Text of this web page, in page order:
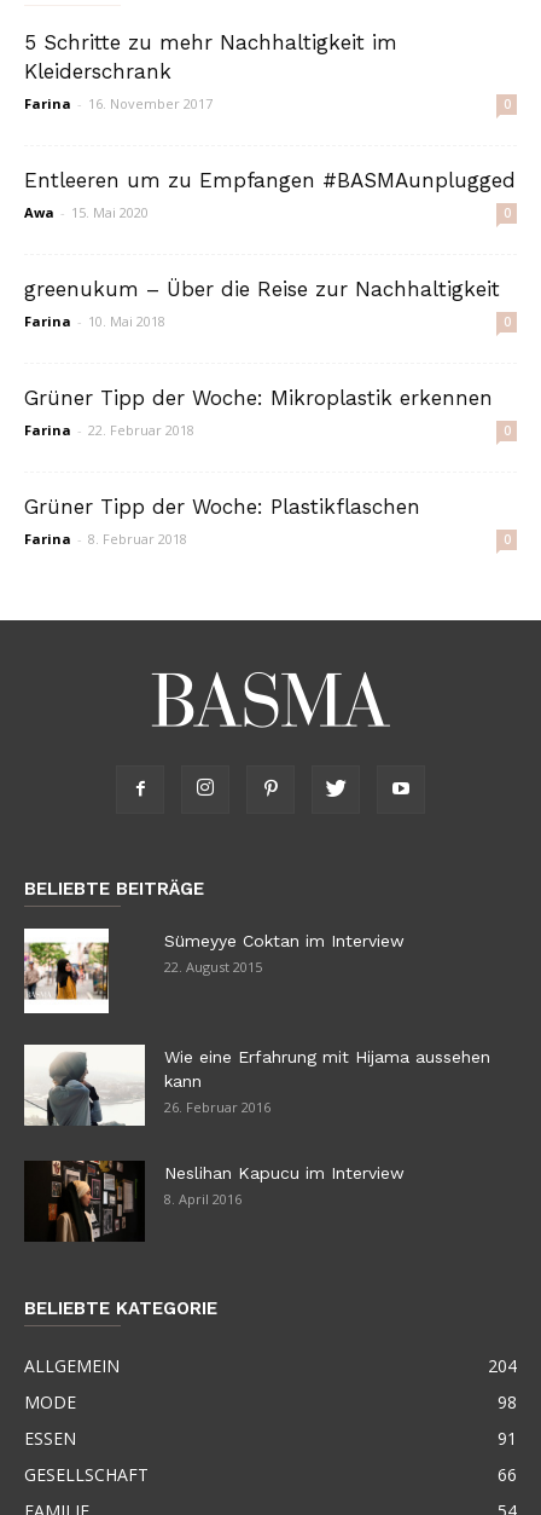
5 Schritte zu mehr Nachhaltigkeit im
Kleiderschrank
Farina - 16. November 2017 0
Entleeren um zu Empfangen #BASMAunplugged
Awa - 15. Mai 2020 0
greenukum – Über die Reise zur Nachhaltigkeit
Farina - 10. Mai 2018 0
Grüner Tipp der Woche: Mikroplastik erkennen
Farina - 22. Februar 2018 0
Grüner Tipp der Woche: Plastikflaschen
Farina - 8. Februar 2018 0
BELIEBTE BEITRÄGE
Sümeyye Coktan im Interview
22. August 2015
Wie eine Erfahrung mit Hijama aussehen
kann
26. Februar 2016
Neslihan Kapucu im Interview
8. April 2016
BELIEBTE KATEGORIE
ALLGEMEIN
204
MODE
98
ESSEN
91
GESELLSCHAFT
66